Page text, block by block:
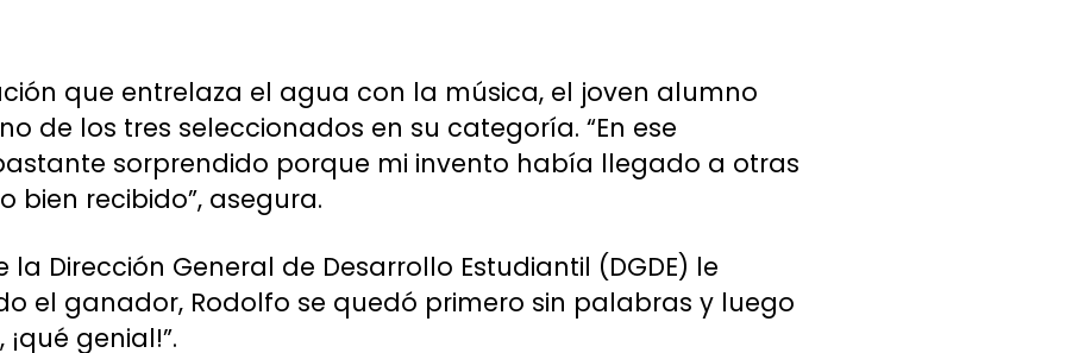
que entrelaza el agua con la música, el joven alumno
de los tres seleccionados en su categoría. “En ese
sorprendido porque mi invento había llegado a otras
bien recibido”, asegura.
la Dirección General de Desarrollo Estudiantil (DGDE) le
el ganador, Rodolfo se quedó primero sin palabras y luego
genial!”.